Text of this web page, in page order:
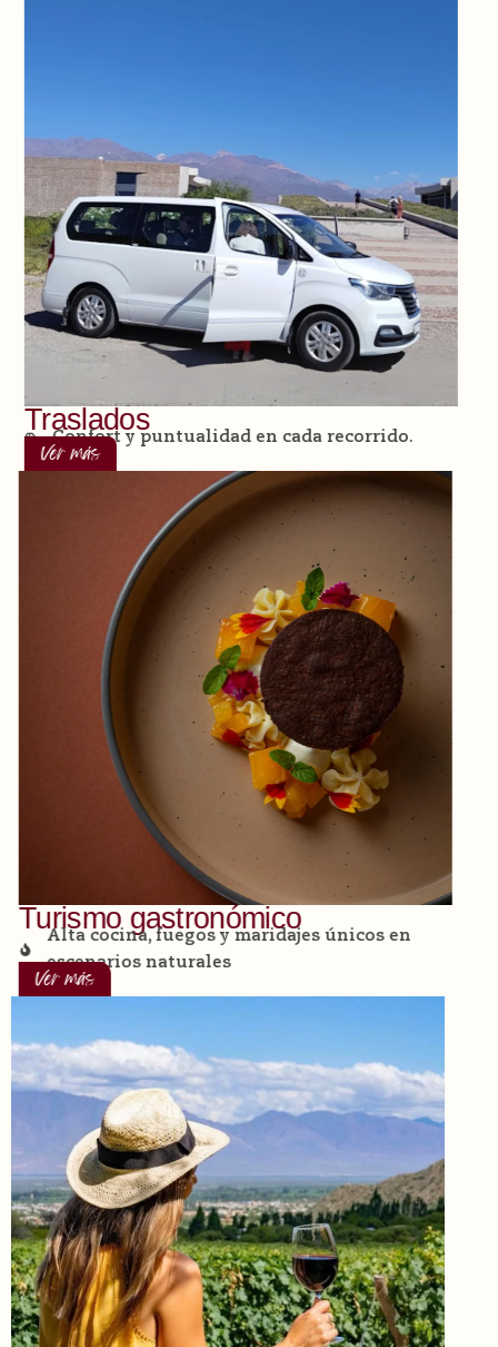
Traslados
Confort y puntualidad en cada recorrido.
Ver más
Turismo gastronómico
Alta cocina, fuegos y maridajes únicos en
escenarios naturales
Ver más